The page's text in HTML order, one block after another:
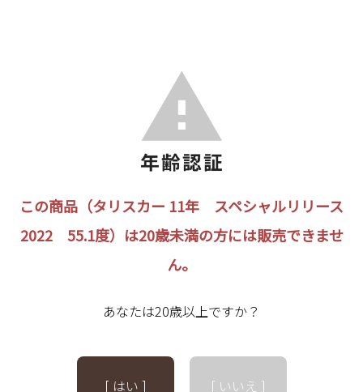
この商品（タリスカー 11年 スペシャルリリース
2022 55.1度）は20歳未満の方には販売できませ
ん。
あなたは20歳以上ですか？
[ はい ] [ いいえ ]